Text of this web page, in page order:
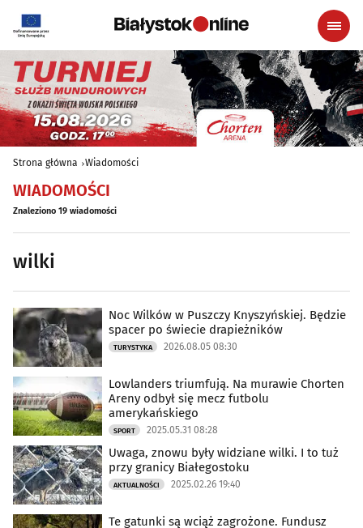
Strona główna Wiadomości
WIADOMOŚCI
Znaleziono 19 wiadomości
wilki
Noc Wilków w Puszczy Knyszyńskiej. Będzie
spacer po świecie drapieżników
TURYSTYKA 2026.08.05 08:30
Lowlanders triumfują. Na murawie Chorten
Areny odbył się mecz futbolu
amerykańskiego
SPORT 2025.05.31 08:28
Uwaga, znowu były widziane wilki. I to tuż
przy granicy Białegostoku
AKTUALNOŚCI 2025.02.26 19:40
Te gatunki są wciąż zagrożone. Fundusz